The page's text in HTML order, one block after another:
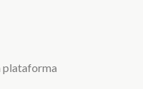
plataforma